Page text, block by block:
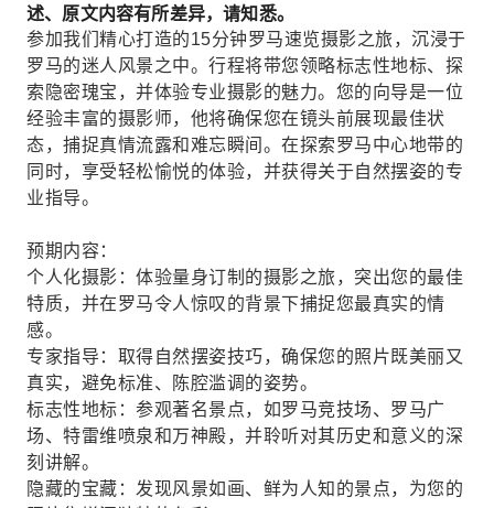
述、原文内容有所差异，请知悉。
参加我们精心打造的15分钟罗马速览摄影之旅，沉浸于
罗马的迷人风景之中。行程将带您领略标志性地标、探
索隐密瑰宝，并体验专业摄影的魅力。您的向导是一位
经验丰富的摄影师，他将确保您在镜头前展现最佳状
态，捕捉真情流露和难忘瞬间。在探索罗马中心地带的
同时，享受轻松愉悦的体验，并获得关于自然摆姿的专
业指导。
预期内容：
个人化摄影：体验量身订制的摄影之旅，突出您的最佳
特质，并在罗马令人惊叹的背景下捕捉您最真实的情
感。
专家指导：取得自然摆姿技巧，确保您的照片既美丽又
真实，避免标准、陈腔滥调的姿势。
标志性地标：参观著名景点，如罗马竞技场、罗马广
场、特雷维喷泉和万神殿，并聆听对其历史和意义的深
刻讲解。
隐藏的宝藏：发现风景如画、鲜为人知的景点，为您的